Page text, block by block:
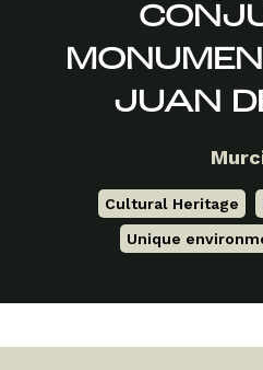
JUAN
Cultural Heritage
Unique